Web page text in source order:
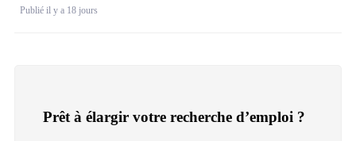
Publié il y a 18 jours
Prêt à élargir votre recherche d’emploi ?